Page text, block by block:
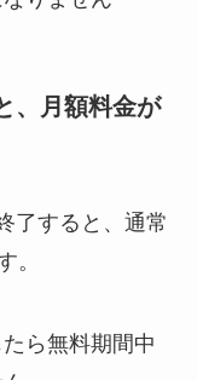
、月額料金が
了すると、通常
。
ら無料期間中